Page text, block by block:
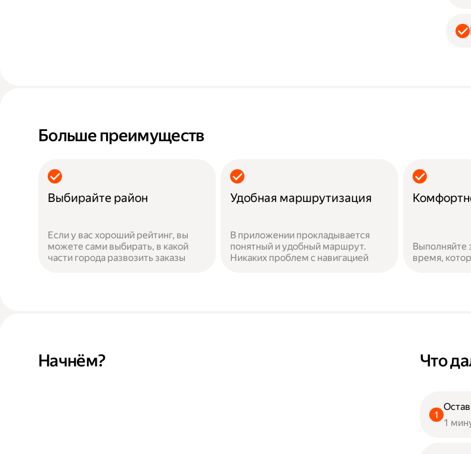
Больше преимуществ
Выбирайте район
Если у вас хороший рейтинг, вы
можете сами выбирать, в какой
части города развозить заказы
Удобная маршрутизация
В приложении прокладывается
понятный и удобный маршрут.
Никаких проблем с навигацией
Выполняйте
время,
Начнём? Что
1